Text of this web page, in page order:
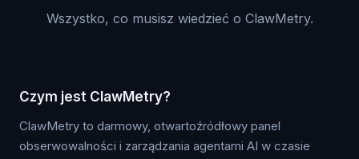
Wszystko, co musisz wiedzieć o ClawMetry.
Czym jest ClawMetry?
ClawMetry to darmowy, otwartoźródłowy panel
obserwowalności i zarządzania agentami AI w czasie